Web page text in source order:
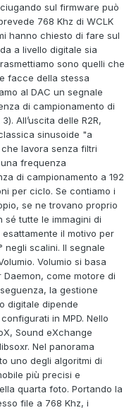
sul firmware può
768 Khz di WCLK
hanno chiesto di fare sul
a livello digitale sia
sono quelli che
facce della stessa
al DAC un segnale
di campionamento di
All’uscita delle R2R,
sinusoide "a
lavora senza filtri
frequenza
di campionamento a 192
per ciclo. Se contiamo i
se ne trovano proprio
sé tutte le immagini di
il motivo per
scalini. Il segnale
Volumio si basa
Daemon, come motore di
la gestione
digitale dipende
in MPD. Nello
Sound eXchange
Nel panorama
uno degli algoritmi di
più precisi e
quarta foto. Portando la
file a 768 Khz, i